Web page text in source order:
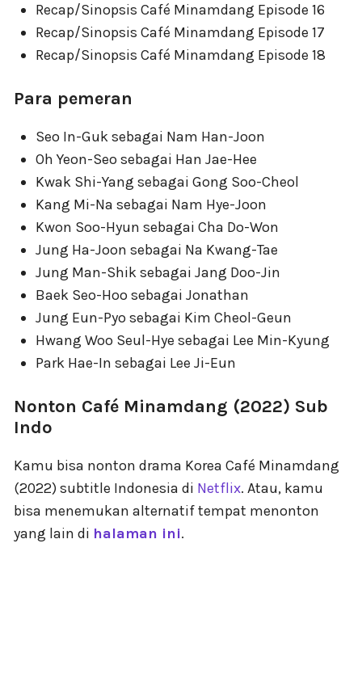
Recap/Sinopsis Café Minamdang Episode 16
Recap/Sinopsis Café Minamdang Episode 17
Recap/Sinopsis Café Minamdang Episode 18
Para pemeran
Seo In-Guk sebagai Nam Han-Joon
Oh Yeon-Seo sebagai Han Jae-Hee
Kwak Shi-Yang sebagai Gong Soo-Cheol
Kang Mi-Na sebagai Nam Hye-Joon
Kwon Soo-Hyun sebagai Cha Do-Won
Jung Ha-Joon sebagai Na Kwang-Tae
Jung Man-Shik sebagai Jang Doo-Jin
Baek Seo-Hoo sebagai Jonathan
Jung Eun-Pyo sebagai Kim Cheol-Geun
Hwang Woo Seul-Hye sebagai Lee Min-Kyung
Park Hae-In sebagai Lee Ji-Eun
Nonton Café Minamdang (2022) Sub
Indo
Kamu bisa nonton drama Korea Café Minamdang
(2022) subtitle Indonesia di Netflix. Atau, kamu
bisa menemukan alternatif tempat menonton
yang lain di halaman ini.